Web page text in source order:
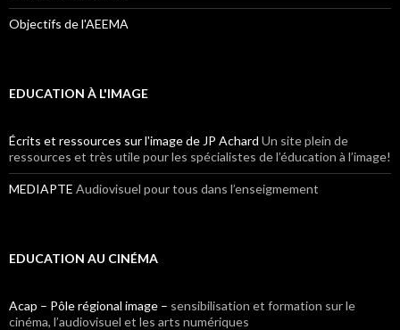
Objectifs de l'AEEMA
EDUCATION À L'IMAGE
Écrits et ressources sur l'image de JP Achard Un site plein de
ressources et très utile pour les spécialistes de l’éducation à l’image!
MEDIAPTE Audiovisuel pour tous dans l’enseigmement
EDUCATION AU CINÉMA
Acap – Pôle régional image – sensibilisation et formation sur le
cinéma, l’audiovisuel et les arts numériques